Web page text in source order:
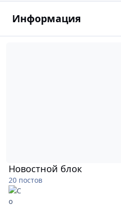
Информация
Новостной блок
20 постов